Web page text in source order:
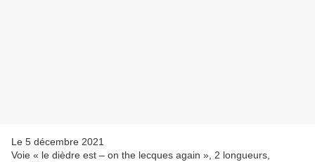
Le 5 décembre 2021
Voie « le dièdre est – on the lecques again », 2 longueurs,